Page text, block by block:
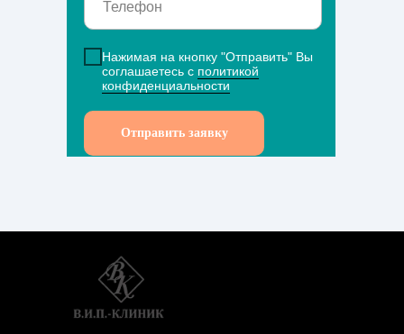
Нажимая на кнопку "Отправить" Вы
соглашаетесь с политикой
конфиденциальности
Отправить заявку